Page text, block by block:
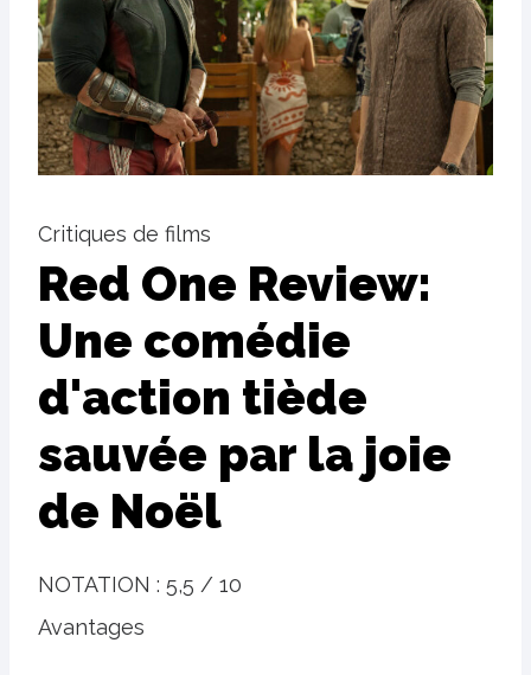
Critiques de films
Red One Review:
Une comédie
d'action tiède
sauvée par la joie
de Noël
NOTATION : 5,5 / 10
Avantages